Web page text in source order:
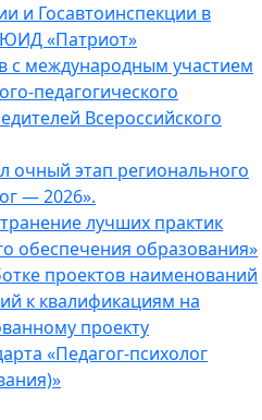
и Госавтоинспекции в
ЮИД «Патриот»
с международным участием
педагогического
Всероссийского
очный этап регионального
— 2026».
лучших практик
обеспечения образования»
проектов наименований
к квалификациям на
проекту
«Педагог-психолог